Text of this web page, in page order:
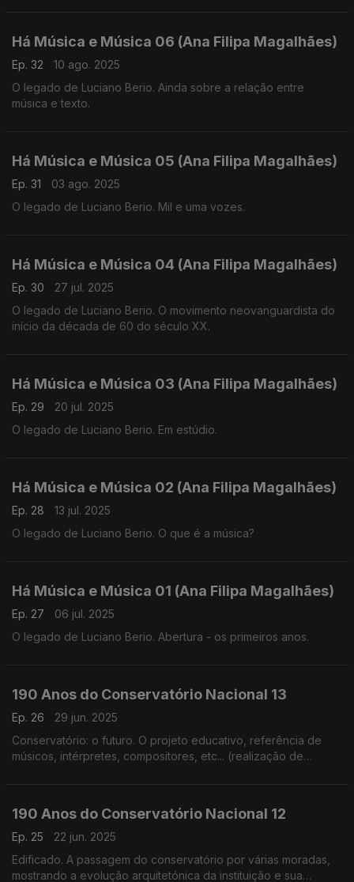
Há Música e Música 06 (Ana Filipa Magalhães)
Ep. 32
10 ago. 2025
O legado de Luciano Berio. Ainda sobre a relação entre
música e texto.
Há Música e Música 05 (Ana Filipa Magalhães)
Ep. 31
03 ago. 2025
O legado de Luciano Berio. Mil e uma vozes.
Há Música e Música 04 (Ana Filipa Magalhães)
Ep. 30
27 jul. 2025
O legado de Luciano Berio. O movimento neovanguardista do
início da década de 60 do século XX.
Há Música e Música 03 (Ana Filipa Magalhães)
Ep. 29
20 jul. 2025
O legado de Luciano Berio. Em estúdio.
Há Música e Música 02 (Ana Filipa Magalhães)
Ep. 28
13 jul. 2025
O legado de Luciano Berio. O que é a música?
Há Música e Música 01 (Ana Filipa Magalhães)
Ep. 27
06 jul. 2025
O legado de Luciano Berio. Abertura - os primeiros anos.
190 Anos do Conservatório Nacional 13
Ep. 26
29 jun. 2025
Conservatório: o futuro. O projeto educativo, referência de
músicos, intérpretes, compositores, etc... (realização de
190 Anos do Conservatório Nacional 12
Ep. 25
22 jun. 2025
Edificado. A passagem do conservatório por várias moradas,
mostrando a evolução arquitetónica da instituição e sua